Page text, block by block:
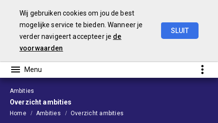
Wij gebruiken cookies om jou de best
mogelijke service te bieden. Wanneer je
verder navigeert accepteer je de
voorwaarden
SLUIT
Ambities
Overzicht ambities
Home Ambities Overzicht ambities